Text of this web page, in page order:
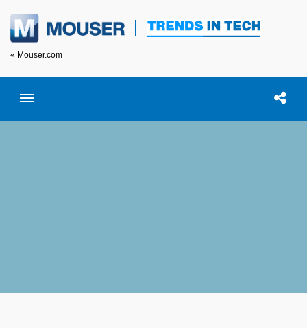
« Mouser.com
Toggle menubar Open 이